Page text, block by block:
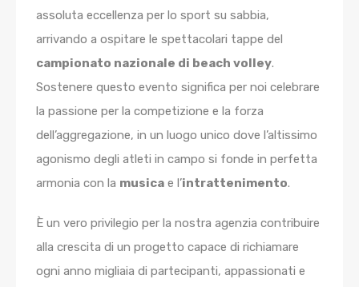
assoluta eccellenza per lo sport su sabbia,
arrivando a ospitare le spettacolari tappe del
campionato nazionale di beach volley.
Sostenere questo evento significa per noi celebrare
la passione per la competizione e la forza
dell’aggregazione, in un luogo unico dove l’altissimo
agonismo degli atleti in campo si fonde in perfetta
armonia con la musica e l’intrattenimento.
È un vero privilegio per la nostra agenzia contribuire
alla crescita di un progetto capace di richiamare
ogni anno migliaia di partecipanti, appassionati e